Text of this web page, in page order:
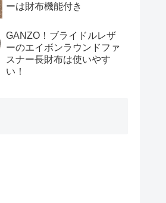
ーは財布機能付き
GANZO！ブライドルレザ
ーのエイボンラウンドファ
スナー長財布は使いやす
い！